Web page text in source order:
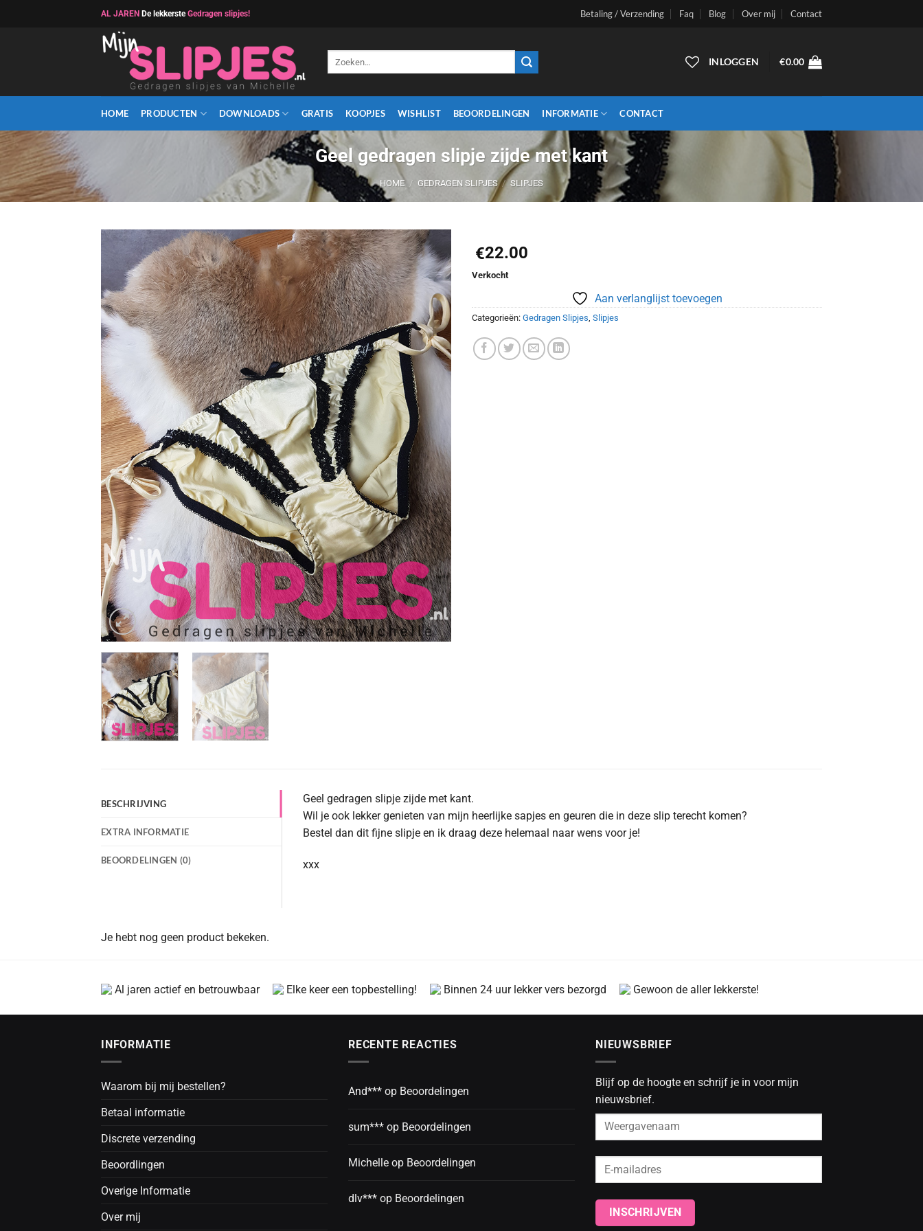
AL JAREN De lekkersteGedragen slipjes! Betaling / Verzending Faq Blog Over mij Contact
INLOGGEN €0.00
HOME PRODUCTEN DOWNLOADS GRATIS KOOPJES WISHLIST BEOORDELINGEN INFORMATIE CONTACT
Geel gedragen slipje zijde met kant
HOME / GEDRAGEN SLIPJES / SLIPJES
Aan
verlanglijst
toevoegen
€22.00
Verkocht
Aan verlanglijst toevoegen
Categorieën: Gedragen Slipjes, Slipjes
BESCHRIJVING
EXTRA INFORMATIE
BEOORDELINGEN (0)
Geel gedragen slipje zijde met kant.
Wil je ook lekker genieten van mijn heerlijke sapjes en geuren die in deze slip terecht komen?
Bestel dan dit fijne slipje en ik draag deze helemaal naar wens voor je!
xxx
Je hebt nog geen product bekeken.
Al jaren actief en betrouwbaar Elke keer een topbestelling! Binnen 24 uur lekker vers bezorgd Gewoon de aller lekkerste!
INFORMATIE
Waarom bij mij bestellen?
Betaal informatie
Discrete verzending
Beoordlingen
Overige Informatie
Over mij
RECENTE REACTIES
And*** op Beoordelingen
sum*** op Beoordelingen
Michelle op Beoordelingen
dlv*** op Beoordelingen
NIEUWSBRIEF
Blijf op de hoogte en schrijf je in voor mijn
nieuwsbrief.